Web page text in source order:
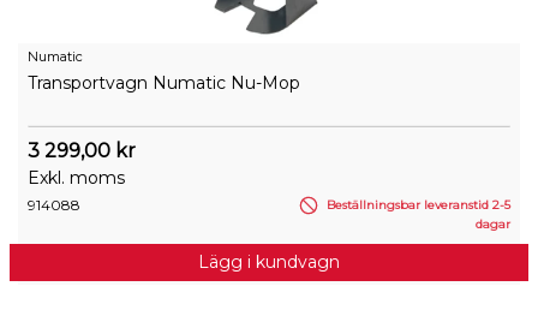
Numatic
Transportvagn Numatic Nu-Mop
3 299,00 kr
Exkl. moms
914088
Beställningsbar leveranstid 2-5
dagar
Lägg i kundvagn